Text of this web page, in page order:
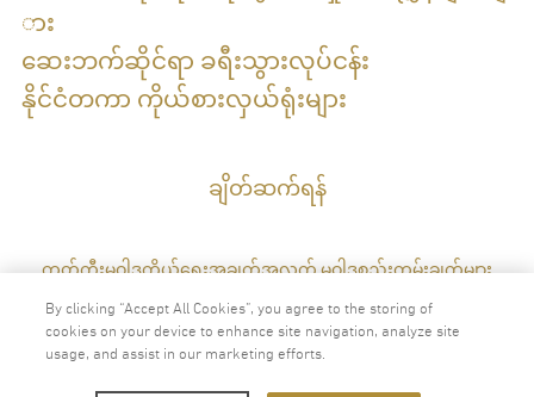
ား
ဆေးဘက်ဆိုင်ရာ ခရီးသွားလုပ်ငန်း
နိုင်ငံတကာ ကိုယ်စားလှယ်ရုံးများ
ချိတ်ဆက်ရန်
ကွတ်ကီးမူဝါဒကိုယ်ရေးအချက်အလက် မူဝါဒစည်းကမ်းချက်များ
By clicking “Accept All Cookies”, you agree to the storing of
cookies on your device to enhance site navigation, analyze site
usage, and assist in our marketing efforts.